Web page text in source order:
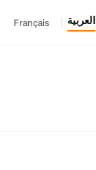
العربية Français